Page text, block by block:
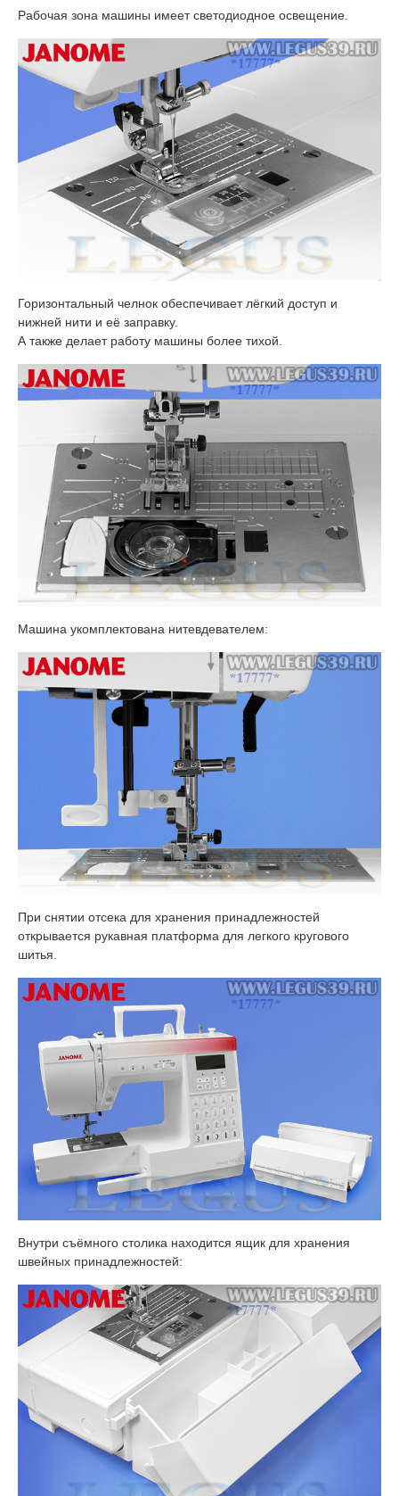
Рабочая зона машины имеет светодиодное освещение.
Горизонтальный челнок обеспечивает лёгкий доступ и
нижней нити и её заправку.
А также делает работу машины более тихой.
Машина укомплектована нитевдевателем:
При снятии отсека для хранения принадлежностей
открывается рукавная платформа для легкого кругового
шитья.
Внутри съёмного столика находится ящик для хранения
швейных принадлежностей: